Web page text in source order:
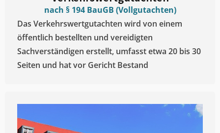
nach § 194 BauGB (Vollgutachten)
Das Verkehrswertgutachten wird von einem
öffentlich bestellten und vereidigten
Sachverständigen erstellt, umfasst etwa 20 bis 30
Seiten und hat vor Gericht Bestand